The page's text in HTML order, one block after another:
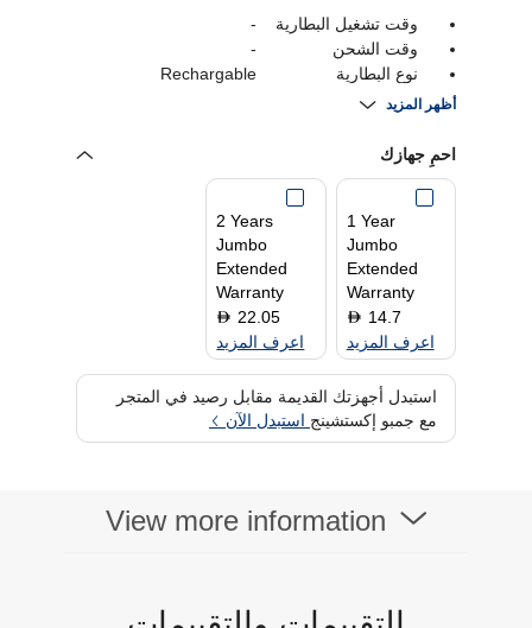
وقت تشغيل البطارية
-
وقت الشحن
-
نوع البطارية
Rechargable
نوع العرضأظهر المزيد
احمِ جهازك
1 Year
Jumbo
Extended
Warranty
D 14.7
اعرف المزيد
2 Years
Jumbo
Extended
Warranty
D 22.05
اعرف المزيد
استبدل أجهزتك القديمة مقابل رصيد في المتجر
مع جمبو إكستشينج استبدل الآن
View more information